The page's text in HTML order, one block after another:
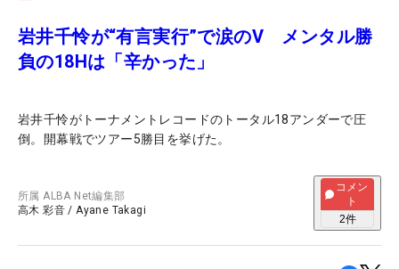
岩井千怜が“有言実行”で涙のV メンタル勝
負の18Hは「辛かった」
岩井千怜がトーナメントレコードのトータル18アンダーで圧
倒。開幕戦でツアー5勝目を挙げた。
所属ALBA Net編集部
高木 彩音 /Ayane Takagi
コメン
ト
2件